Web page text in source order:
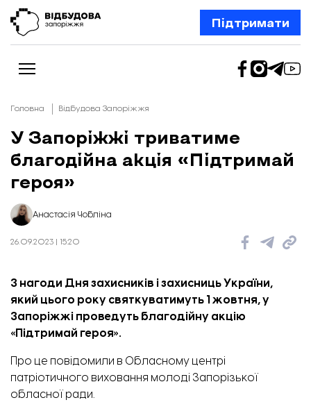
Підтримати
Новини
Відбудова Запоріжжя
Ексклюзив
Бізнес
Шлях додому
Відбудова. Життя
Про нас
Головна Відбудова Запоріжжя
У Запоріжжі триватиме
благодійна акція «Підтримай
героя»
Анастасія Чобліна
26.09.2023 | 15:20
З нагоди Дня захисників і захисниць України,
який цього року святкуватимуть 1 жовтня, у
Запоріжжі проведуть благодійну акцію
«Підтримай героя».
Про це повідомили в Обласному центрі
патріотичного виховання молоді Запорізької
обласної ради.